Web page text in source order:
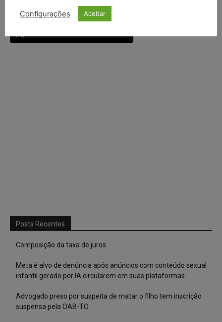
Continuar comGoogle
Posts Recentes
Composição da taxa de juros
Meta é alvo de denúncia após anúncios com conteúdo sexual
infantil gerado por IA circularem em suas plataformas
Advogado preso por suspeita de matar o filho tem inscrição
suspensa pela OAB-TO
Configurações Aceitar